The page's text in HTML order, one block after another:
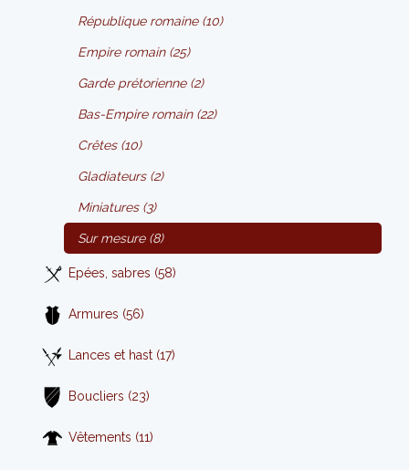
République romaine (10)
Empire romain (25)
Garde prétorienne (2)
Bas-Empire romain (22)
Crêtes (10)
Gladiateurs (2)
Miniatures (3)
Sur mesure (8)
Epées, sabres (58)
Armures (56)
Lances et hast (17)
Boucliers (23)
Vêtements (11)